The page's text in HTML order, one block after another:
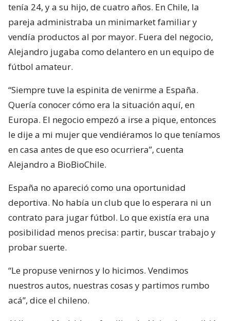
tenía 24, y a su hijo, de cuatro años. En Chile, la
pareja administraba un minimarket familiar y
vendía productos al por mayor. Fuera del negocio,
Alejandro jugaba como delantero en un equipo de
fútbol amateur.
“Siempre tuve la espinita de venirme a España.
Quería conocer cómo era la situación aquí, en
Europa. El negocio empezó a irse a pique, entonces
le dije a mi mujer que vendiéramos lo que teníamos
en casa antes de que eso ocurriera”, cuenta
Alejandro a BioBioChile.
España no apareció como una oportunidad
deportiva. No había un club que lo esperara ni un
contrato para jugar fútbol. Lo que existía era una
posibilidad menos precisa: partir, buscar trabajo y
probar suerte.
“Le propuse venirnos y lo hicimos. Vendimos
nuestros autos, nuestras cosas y partimos rumbo
acá”, dice el chileno.